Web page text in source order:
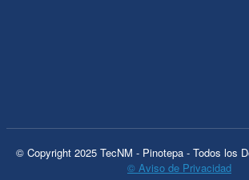
© Copyright 2025 TecNM - Pinotepa - Todos los
© Aviso de Privacidad